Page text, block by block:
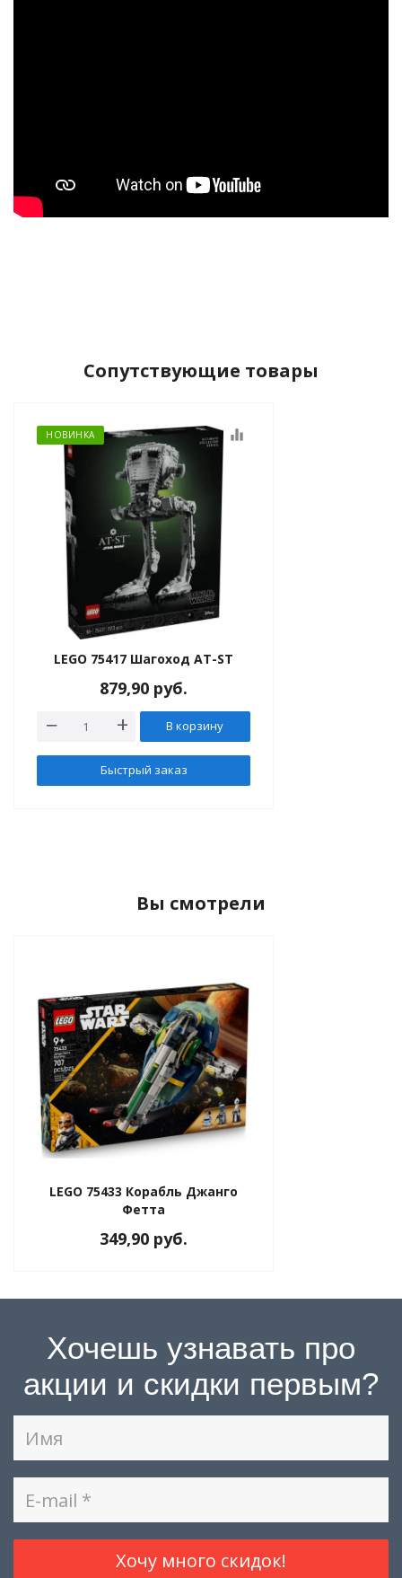
Сопутствующие товары
НОВИНКА equalizer
LEGO 75417 Шагоход AT-ST
879,90 руб.
В корзину
Быстрый заказ
Вы смотрели
LEGO 75433 Корабль Джанго
Фетта
349,90 руб.
Хочешь узнавать про
акции и скидки первым?